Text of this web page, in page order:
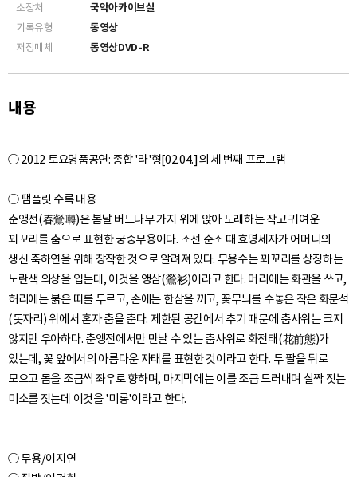
소장처
국악아카이브실
기록유형
동영상
저장매체
동영상DVD-R
내용
○ 2012 토요명품공연: 종합 '라'형[02.04.]의 세 번째 프로그램
○ 팸플릿 수록 내용
춘앵전(春鶯囀)은 봄날 버드나무 가지 위에 앉아 노래하는 작고 귀여운
꾀꼬리를 춤으로 표현한 궁중무용이다. 조선 순조 때 효명세자가 어머니의
생신 축하연을 위해 창작한 것으로 알려져 있다. 무용수는 꾀꼬리를 상징하는
노란색 의상을 입는데, 이것을 앵삼(鶯衫)이라고 한다. 머리에는 화관을 쓰고,
허리에는 붉은 띠를 두르고, 손에는 한삼을 끼고, 꽃무늬를 수놓은 작은 화문석
(돗자리) 위에서 혼자 춤을 춘다. 제한된 공간에서 추기 때문에 춤사위는 크지
않지만 우아하다. 춘앵전에서만 만날 수 있는 춤사위로 화전태(花前態)가
있는데, 꽃 앞에서의 아름다운 자태를 표현한 것이라고 한다. 두 팔을 뒤로
모으고 몸을 조금씩 좌우로 향하며, 마지막에는 이를 조금 드러내며 살짝 짓는
○ 무용/이지연